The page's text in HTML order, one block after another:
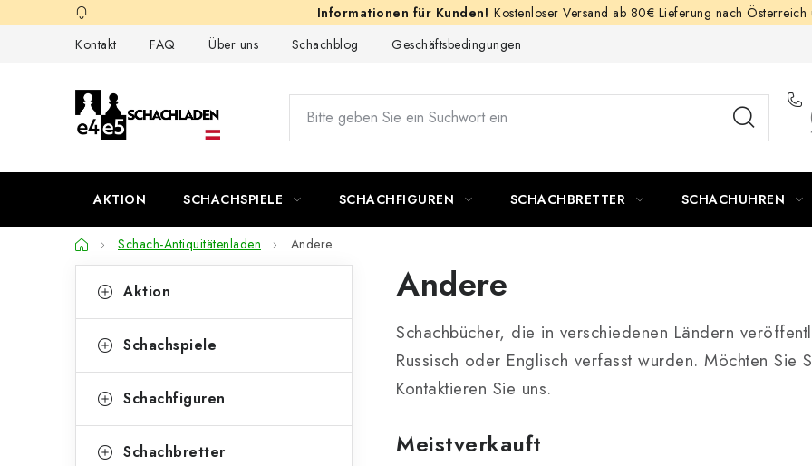
Inhalt
Kostenloser Versand ab 80€ Lieferung nach Österreich
Kontakt
FAQ Über uns Schachblog Geschäftsbedingungen
AKTION SCHACHSPIELE SCHACHFIGUREN SCHACHBRETTER SCHACHUHREN
StartseiteSchach-Antiquitätenladen Andere
e
t
e
überspringen
a
e
o
Aktion
Schachspiele
Schachfiguren
Schachbretter
Andere
Schachbücher, die in verschiedenen Ländern
Russisch oder Englisch verfasst wurden. Möchten Sie
Kontaktieren Sie uns.
Meistverkauft